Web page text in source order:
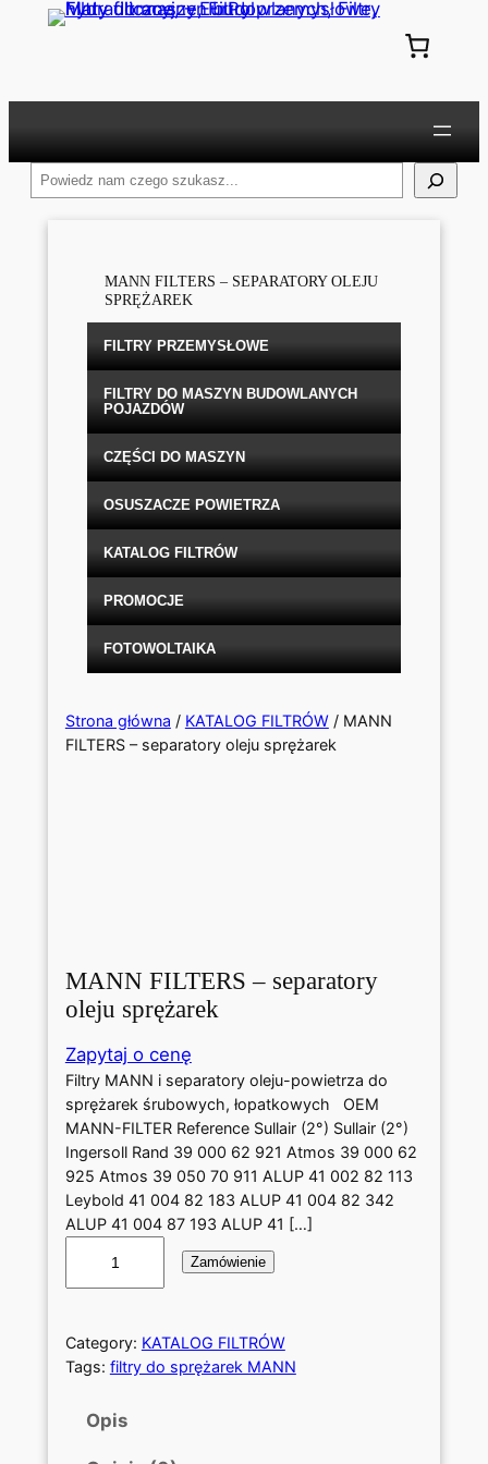
Przejdź
Szukaj
MANN FILTERS – SEPARATORY OLEJU
SPRĘŻAREK
FILTRY PRZEMYSŁOWE
FILTRY DO MASZYN BUDOWLANYCH
POJAZDÓW
CZĘŚCI DO MASZYN
OSUSZACZE POWIETRZA
KATALOG FILTRÓW
PROMOCJE
FOTOWOLTAIKA
Strona główna / KATALOG FILTRÓW/ MANN
FILTERS – separatory oleju sprężarek
MANN FILTERS – separatory
oleju sprężarek
Zapytaj o cenę
Filtry MANN i separatory oleju-powietrza do
sprężarek śrubowych, łopatkowych OEM
MANN-FILTER Reference Sullair (2°) Sullair (2°)
Ingersoll Rand 39 000 62 921 Atmos 39 000 62
925 Atmos 39 050 70 911 ALUP 41 002 82 113
Leybold 41 004 82 183 ALUP 41 004 82 342
ALUP 41 004 87 193 ALUP 41 […]
o
ć
M
Zamówienie
Category: KATALOG FILTRÓW
Tags: filtry do sprężarek MANN
Opis